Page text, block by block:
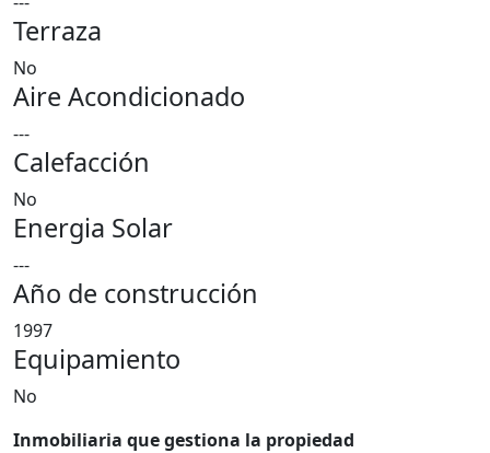
Terraza
No
Aire Acondicionado
---
Calefacción
No
Energia Solar
---
Año de construcción
1997
Equipamiento
No
Inmobiliaria que gestiona la propiedad